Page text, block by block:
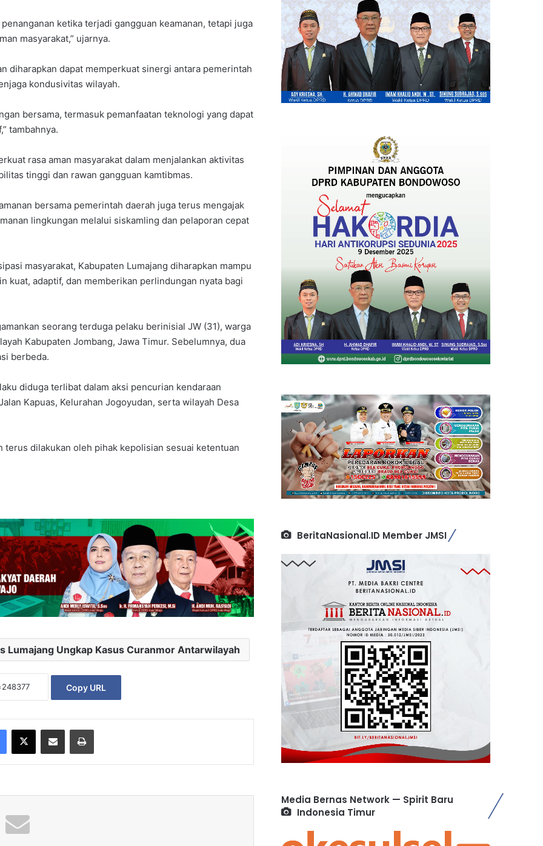
ketika terjadi gangguan keamanan, tetapi juga
masyarakat,” ujarnya.
diharapkan dapat memperkuat sinergi antara pemerintah
kondusivitas wilayah.
bersama, termasuk pemanfaatan teknologi yang dapat
tambahnya.
rasa aman masyarakat dalam menjalankan aktivitas
tinggi dan rawan gangguan kamtibmas.
bersama pemerintah daerah juga terus mengajak
lingkungan melalui siskamling dan pelaporan cepat
masyarakat, Kabupaten Lumajang diharapkan mampu
kuat, adaptif, dan memberikan perlindungan nyata bagi
seorang terduga pelaku berinisial JW (31), warga
Kabupaten Jombang, Jawa Timur. Sebelumnya, dua
berbeda.
diduga terlibat dalam aksi pencurian kendaraan
Kapuas, Kelurahan Jogoyudan, serta wilayah Desa
dilakukan oleh pihak kepolisian sesuai ketentuan
Lumajang Ungkap Kasus Curanmor Antarwilayah
Copy URL
BeritaNasional.ID Member JMSI
Media Bernas Network — Spirit Baru
Indonesia Timur